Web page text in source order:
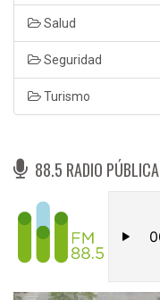
Salud
Seguridad
Turismo
88.5 RADIO PÚBLICA